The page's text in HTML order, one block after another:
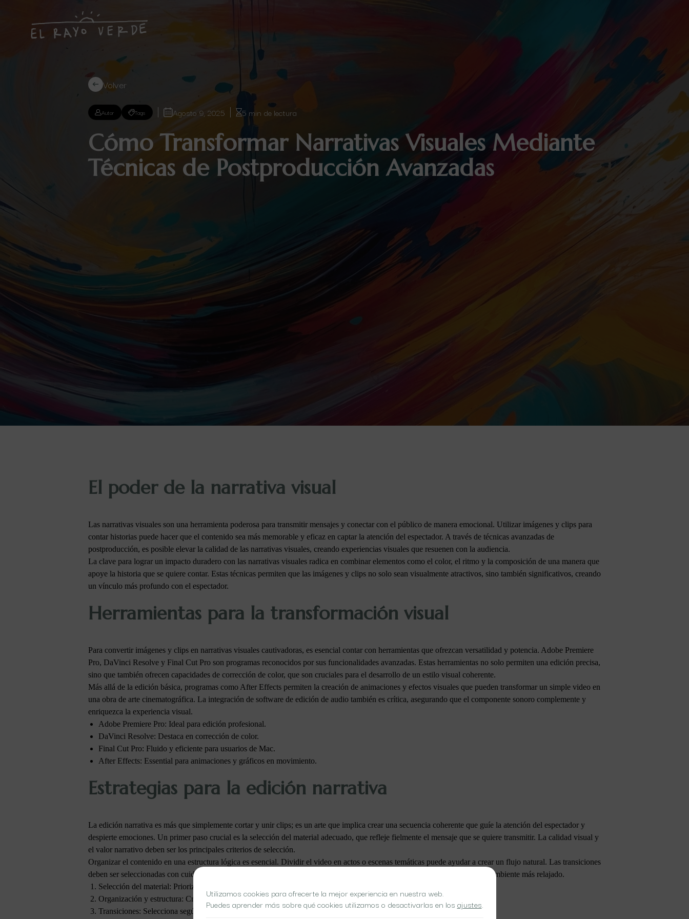
Volver
Autor Tags Agosto 9, 2025 5 min de lectura
Cómo Transformar Narrativas Visuales Mediante
Técnicas de Postproducción Avanzadas
El poder de la narrativa visual
Las narrativas visuales son una herramienta poderosa para transmitir mensajes y conectar con el público de manera emocional. Utilizar imágenes y clips para
contar historias puede hacer que el contenido sea más memorable y eficaz en captar la atención del espectador. A través de técnicas avanzadas de
postproducción, es posible elevar la calidad de las narrativas visuales, creando experiencias visuales que resuenen con la audiencia.
La clave para lograr un impacto duradero con las narrativas visuales radica en combinar elementos como el color, el ritmo y la composición de una manera que
apoye la historia que se quiere contar. Estas técnicas permiten que las imágenes y clips no solo sean visualmente atractivos, sino también significativos, creando
un vínculo más profundo con el espectador.
Herramientas para la transformación visual
Para convertir imágenes y clips en narrativas visuales cautivadoras, es esencial contar con herramientas que ofrezcan versatilidad y potencia. Adobe Premiere
Pro, DaVinci Resolve y Final Cut Pro son programas reconocidos por sus funcionalidades avanzadas. Estas herramientas no solo permiten una edición precisa,
sino que también ofrecen capacidades de corrección de color, que son cruciales para el desarrollo de un estilo visual coherente.
Más allá de la edición básica, programas como After Effects permiten la creación de animaciones y efectos visuales que pueden transformar un simple video en
una obra de arte cinematográfica. La integración de software de edición de audio también es crítica, asegurando que el componente sonoro complemente y
enriquezca la experiencia visual.
Adobe Premiere Pro: Ideal para edición profesional.
DaVinci Resolve: Destaca en corrección de color.
Final Cut Pro: Fluido y eficiente para usuarios de Mac.
After Effects: Essential para animaciones y gráficos en movimiento.
Estrategias para la edición narrativa
La edición narrativa es más que simplemente cortar y unir clips; es un arte que implica crear una secuencia coherente que guíe la atención del espectador y
despierte emociones. Un primer paso crucial es la selección del material adecuado, que refleje fielmente el mensaje que se quiere transmitir. La calidad visual y
el valor narrativo deben ser los principales criterios de selección.
Organizar el contenido en una estructura lógica es esencial. Dividir el video en actos o escenas temáticas puede ayudar a crear un flujo natural. Las transiciones
deben ser seleccionadas con cuidado, usando cortes directos para mantener el dinamismo o transiciones suaves para crear un ambiente más relajado.
Selección del material: Prioriza calidad visual y valor narrativo.
Organización y estructura: Crea una línea de tiempo lógica y coherente.
Transiciones: Selecciona según el ritmo que deseas transmitir al espectador.
Utilizamos cookies para ofrecerte la mejor experiencia en nuestra web.
Puedes aprender más sobre qué cookies utilizamos o desactivarlas en los ajustes